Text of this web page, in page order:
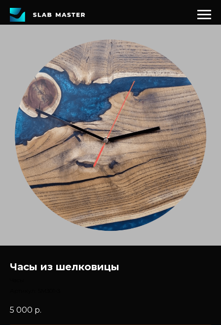
Часы из шелковицы
5 000 р.